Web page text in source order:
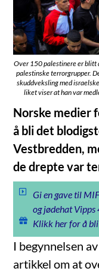
Over 150 palestinere er blitt
palestinske terrorgrupper.
skuddveksling med
liket viser at han var
Norske medier
å bli det
Vestbredden,
de drepte var
Gi en gave til
og jødehat
Klikk her for å
I begynnelsen
artikkel om at